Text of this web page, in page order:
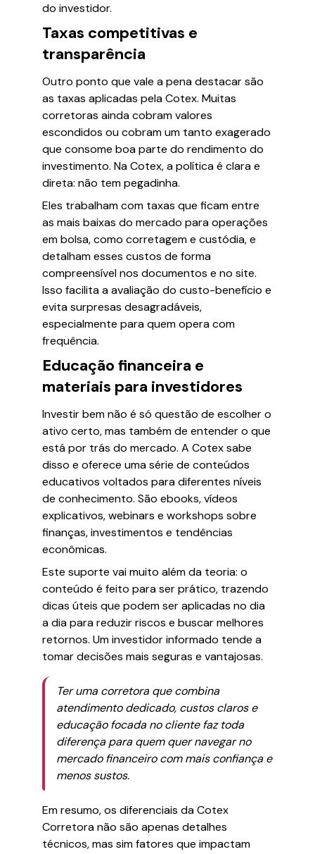
do investidor.
Taxas competitivas e
transparência
Outro ponto que vale a pena destacar são
as taxas aplicadas pela Cotex. Muitas
corretoras ainda cobram valores
escondidos ou cobram um tanto exagerado
que consome boa parte do rendimento do
investimento. Na Cotex, a política é clara e
direta: não tem pegadinha.
Eles trabalham com taxas que ficam entre
as mais baixas do mercado para operações
em bolsa, como corretagem e custódia, e
detalham esses custos de forma
compreensível nos documentos e no site.
Isso facilita a avaliação do custo-benefício e
evita surpresas desagradáveis,
especialmente para quem opera com
frequência.
Educação financeira e
materiais para investidores
Investir bem não é só questão de escolher o
ativo certo, mas também de entender o que
está por trás do mercado. A Cotex sabe
disso e oferece uma série de conteúdos
educativos voltados para diferentes níveis
de conhecimento. São ebooks, vídeos
explicativos, webinars e workshops sobre
finanças, investimentos e tendências
econômicas.
Este suporte vai muito além da teoria: o
conteúdo é feito para ser prático, trazendo
dicas úteis que podem ser aplicadas no dia
a dia para reduzir riscos e buscar melhores
retornos. Um investidor informado tende a
tomar decisões mais seguras e vantajosas.
Ter uma corretora que combina
atendimento dedicado, custos claros e
educação focada no cliente faz toda
diferença para quem quer navegar no
mercado financeiro com mais confiança e
menos sustos.
Em resumo, os diferenciais da Cotex
Corretora não são apenas detalhes
técnicos, mas sim fatores que impactam